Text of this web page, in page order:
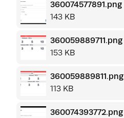
360074577891.png
143 KB
360059889711.png
153 KB
360059889811.png
113 KB
360074393772.png